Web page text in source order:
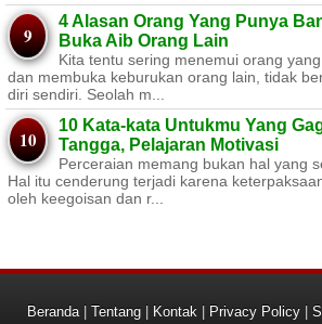
4 Alasan Orang Yang Punya
Buka Aib Orang Lain
Kita tentu sering menemui orang
dan membuka keburukan orang lain, tidak
diri sendiri. Seolah m...
10 Kata-kata Untukmu Yang
Tangga, Pelajaran Motivasi
Perceraian memang bukan hal yang
Hal itu cenderung terjadi karena
oleh keegoisan dan r...
Beranda| Tentang Kontak Privacy Policy